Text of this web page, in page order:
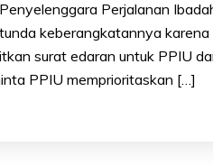
Perjalanan
keberangkatannya
surat edaran untuk PPIU
PPIU memprioritaskan […]